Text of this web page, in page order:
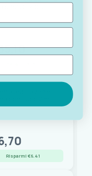
aspirazione
con tubo 2 m
Risparmi €6.41